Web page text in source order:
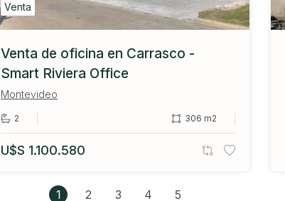
Venta
Venta de oficina en Carrasco -
Smart Riviera Office
Montevideo
2 306 m2
U$S 1.100.580
1 2 3 4 5